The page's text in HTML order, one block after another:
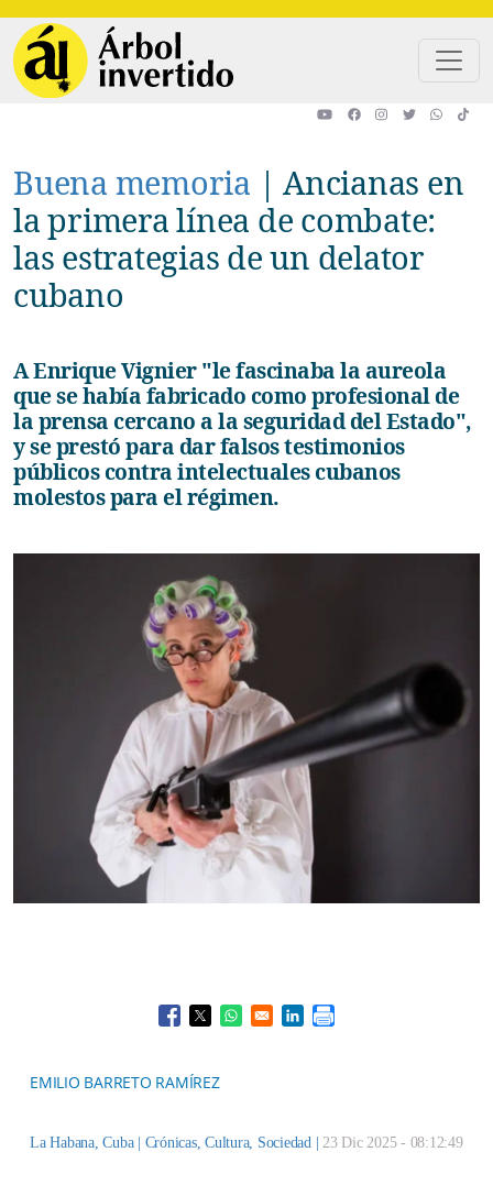
Buena memoria | Ancianas en
la primera línea de combate:
las estrategias de un delator
cubano
A Enrique Vignier "le fascinaba la aureola
que se había fabricado como profesional de
la prensa cercano a la seguridad del Estado",
y se prestó para dar falsos testimonios
públicos contra intelectuales cubanos
molestos para el régimen.
Opens in a new window
Opens in a new window
Opens in a new window
Opens in a new window
EMILIO BARRETO RAMÍREZ
Crónicas, Cultura, Sociedad 23 Dic 2025 - 08:12:49